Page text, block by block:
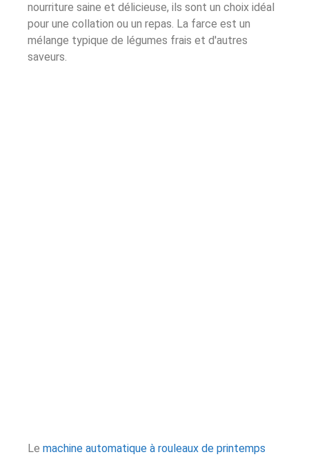
nourriture saine et délicieuse, ils sont un choix idéal
pour une collation ou un repas. La farce est un
mélange typique de légumes frais et d'autres
saveurs.
Le machine automatique à rouleaux de printemps